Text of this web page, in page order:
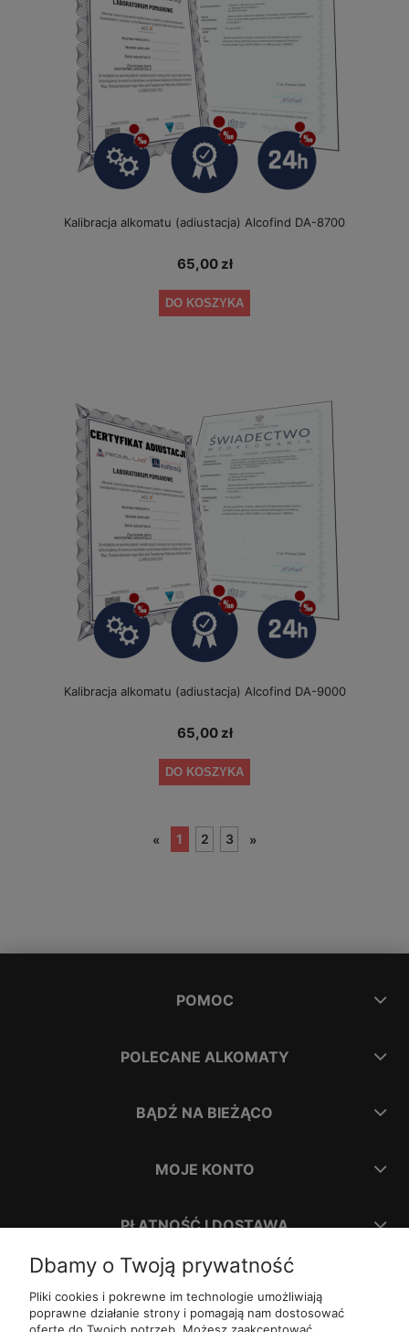
Kalibracja alkomatu (adiustacja) Alcofind DA-8700
65,00 zł
DO KOSZYKA
Kalibracja alkomatu (adiustacja) Alcofind DA-9000
65,00 zł
DO KOSZYKA
« 1 2 3 »
POMOC
POLECANE ALKOMATY
BĄDŹ NA BIEŻĄCO
MOJE KONTO
PŁATNOŚĆ I DOSTAWA
INFORMACJE
Dbamy o Twoją prywatność
Pliki cookies i pokrewne im technologie umożliwiają
poprawne działanie strony i pomagają nam dostosować